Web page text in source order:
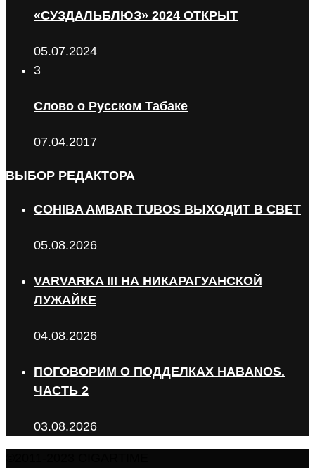
«СУЗДАЛЬБЛЮЗ» 2024 ОТКРЫТ
05.07.2024
3
Слово о Русском Табаке
07.04.2017
ВЫБОР РЕДАКТОРА
COHIBA AMBAR TUBOS ВЫХОДИТ В СВЕТ
05.08.2026
VARVARKA III НА НИКАРАГУАНСКОЙ
ЛУЖАЙКЕ
04.08.2026
ПОГОВОРИМ О ПОДДЕЛКАХ HABANOS.
ЧАСТЬ 2
03.08.2026